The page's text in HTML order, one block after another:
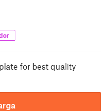
for best quality